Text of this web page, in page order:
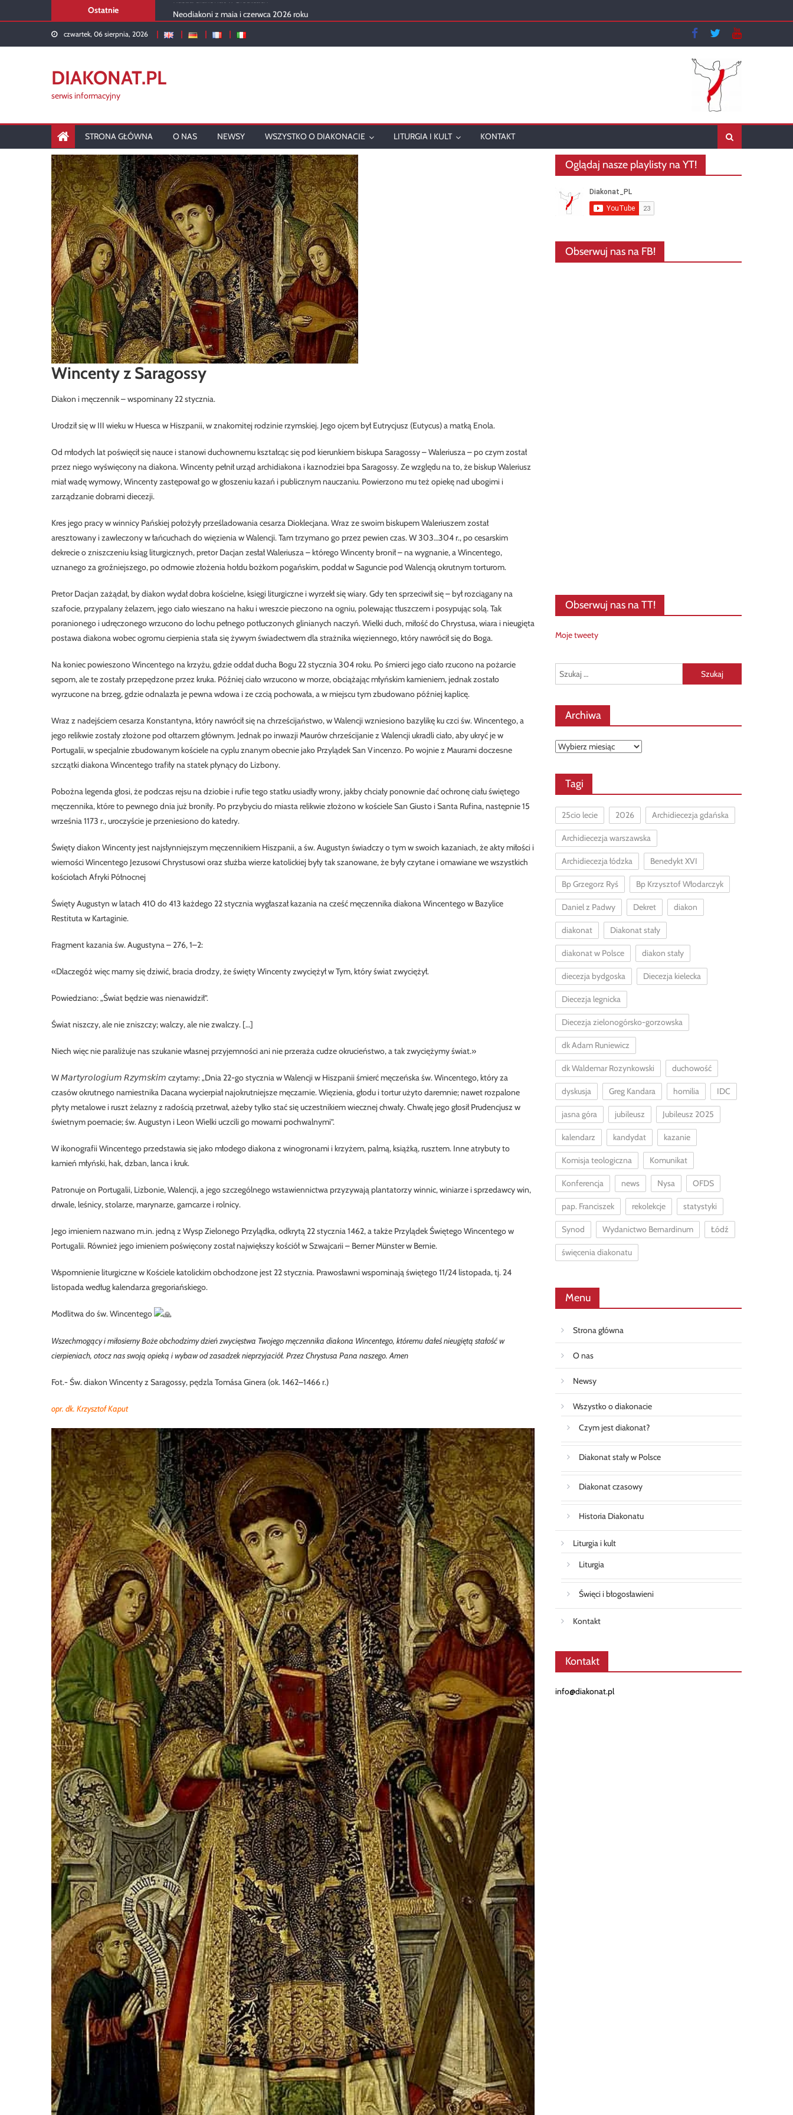
to
Ostatnie
Neodiakoni z maja i czerwca 2026 roku
Rekolekcje 2026 – podsumowanie
USA: Portret stałego diakonatu w 2025 roku
czwartek, 06 sierpnia, 2026
DIAKONAT.PL
serwis informacyjny
STRONA GŁÓWNA O NAS NEWSY WSZYSTKO O DIAKONACIE LITURGIA I KULT KONTAKT
Wincenty z Saragossy
Diakon i męczennik – wspominany 22 stycznia.
Urodził się w III wieku w Huesca w Hiszpanii, w znakomitej rodzinie rzymskiej. Jego ojcem był Eutrycjusz (Eutycus) a matką Enola.
Od młodych lat poświęcił się nauce i stanowi duchownemu kształcąc się pod kierunkiem biskupa Saragossy – Waleriusza – po czym został
przez niego wyświęcony na diakona. Wincenty pełnił urząd archidiakona i kaznodziei bpa Saragossy. Ze względu na to, że biskup Waleriusz
miał wadę wymowy, Wincenty zastępował go w głoszeniu kazań i publicznym nauczaniu. Powierzono mu też opiekę nad ubogimi i
zarządzanie dobrami diecezji.
Kres jego pracy w winnicy Pańskiej położyły prześladowania cesarza Dioklecjana. Wraz ze swoim biskupem Waleriuszem został
aresztowany i zawleczony w łańcuchach do więzienia w Walencji. Tam trzymano go przez pewien czas. W 303…304 r., po cesarskim
dekrecie o zniszczeniu ksiąg liturgicznych, pretor Dacjan zesłał Waleriusza – którego Wincenty bronił – na wygnanie, a Wincentego,
uznanego za groźniejszego, po odmowie złożenia hołdu bożkom pogańskim, poddał w Saguncie pod Walencją okrutnym torturom.
Pretor Dacjan zażądał, by diakon wydał dobra kościelne, księgi liturgiczne i wyrzekł się wiary. Gdy ten sprzeciwił się – był rozciągany na
szafocie, przypalany żelazem, jego ciało wieszano na haku i wreszcie pieczono na ogniu, polewając tłuszczem i posypując solą. Tak
poranionego i udręczonego wrzucono do lochu pełnego potłuczonych glinianych naczyń. Wielki duch, miłość do Chrystusa, wiara i nieugięta
postawa diakona wobec ogromu cierpienia stała się żywym świadectwem dla strażnika więziennego, który nawrócił się do Boga.
Na koniec powieszono Wincentego na krzyżu, gdzie oddał ducha Bogu 22 stycznia 304 roku. Po śmierci jego ciało rzucono na pożarcie
sępom, ale te zostały przepędzone przez kruka. Później ciało wrzucono w morze, obciążając młyńskim kamieniem, jednak zostało
wyrzucone na brzeg, gdzie odnalazła je pewna wdowa i ze czcią pochowała, a w miejscu tym zbudowano później kaplicę.
Wraz z nadejściem cesarza Konstantyna, który nawrócił się na chrześcijaństwo, w Walencji wzniesiono bazylikę ku czci św. Wincentego, a
jego relikwie zostały złożone pod ołtarzem głównym. Jednak po inwazji Maurów chrześcijanie z Walencji ukradli ciało, aby ukryć je w
Portugalii, w specjalnie zbudowanym kościele na cyplu znanym obecnie jako Przylądek San Vincenzo. Po wojnie z Maurami doczesne
szczątki diakona Wincentego trafiły na statek płynący do Lizbony.
Pobożna legenda głosi, że podczas rejsu na dziobie i rufie tego statku usiadły wrony, jakby chciały ponownie dać ochronę ciału świętego
męczennika, które to pewnego dnia już broniły. Po przybyciu do miasta relikwie złożono w kościele San Giusto i Santa Rufina, następnie 15
września 1173 r., uroczyście je przeniesiono do katedry.
Święty diakon Wincenty jest najsłynniejszym męczennikiem Hiszpanii, a św. Augustyn świadczy o tym w swoich kazaniach, że akty miłości i
wierności Wincentego Jezusowi Chrystusowi oraz służba wierze katolickiej były tak szanowane, że były czytane i omawiane we wszystkich
kościołach Afryki Północnej
Święty Augustyn w latach 410 do 413 każdego 22 stycznia wygłaszał kazania na cześć męczennika diakona Wincentego w Bazylice
Restituta w Kartaginie.
Fragment kazania św. Augustyna – 276, 1–2:
«Dlaczegóż więc mamy się dziwić, bracia drodzy, że święty Wincenty zwyciężył w Tym, który świat zwyciężył.
Powiedziano: „Świat będzie was nienawidził”.
Świat niszczy, ale nie zniszczy; walczy, ale nie zwalczy. […]
Niech więc nie paraliżuje nas szukanie własnej przyjemności ani nie przeraża cudze okrucieństwo, a tak zwyciężymy świat.»
W 𝘔𝘢𝘳𝘵𝘺𝘳𝘰𝘭𝘰𝘨𝘪𝘶𝘮 𝘙𝘻𝘺𝘮𝘴𝘬𝘪𝘮 czytamy: „Dnia 22-go stycznia w Walencji w Hiszpanii śmierć męczeńska św. Wincentego, który za
czasów okrutnego namiestnika Dacana wycierpiał najokrutniejsze męczarnie. Więzienia, głodu i tortur użyto daremnie; nawet rozpalone
płyty metalowe i ruszt żelazny z radością przetrwał, ażeby tylko stać się uczestnikiem wiecznej chwały. Chwałę jego głosił Prudencjusz w
świetnym poemacie; św. Augustyn i Leon Wielki uczcili go mowami pochwalnymi”.
W ikonografii Wincentego przedstawia się jako młodego diakona z winogronami i krzyżem, palmą, książką, rusztem. Inne atrybuty to
kamień młyński, hak, dzban, lanca i kruk.
Patronuje on Portugalii, Lizbonie, Walencji, a jego szczególnego wstawiennictwa przyzywają plantatorzy winnic, winiarze i sprzedawcy win,
drwale, leśnicy, stolarze, marynarze, garncarze i rolnicy.
Jego imieniem nazwano m.in. jedną z Wysp Zielonego Przylądka, odkrytą 22 stycznia 1462, a także Przylądek Świętego Wincentego w
Portugalii. Również jego imieniem poświęcony został największy kościół w Szwajcarii – Berner Münster w Bernie.
Wspomnienie liturgiczne w Kościele katolickim obchodzone jest 22 stycznia. Prawosławni wspominają świętego 11/24 listopada, tj. 24
listopada według kalendarza gregoriańskiego.
Modlitwa do św. Wincentego
Wszechmogący i miłosierny Boże obchodzimy dzień zwycięstwa Twojego męczennika diakona Wincentego, któremu dałeś nieugiętą stałość w
cierpieniach, otocz nas swoją opieką i wybaw od zasadzek nieprzyjaciół. Przez Chrystusa Pana naszego. Amen
Fot.- Św. diakon Wincenty z Saragossy, pędzla Tomása Ginera (ok. 1462–1466 r.)
opr. dk. Krzysztof Kaput
Oglądaj nasze playlisty na YT!
Obserwuj nas na FB!
Obserwuj nas na TT!
Moje tweety
Szukaj:
Archiwa
Archiwa
Tagi
25cio lecie 2026 Archidiecezja gdańska
Archidiecezja warszawska
Archidiecezja łódzka Benedykt XVI
Bp Grzegorz Ryś Bp Krzysztof Włodarczyk
Daniel z Padwy Dekret diakon
diakonat Diakonat stały
diakonat w Polsce diakon stały
diecezja bydgoska Diecezja kielecka
Diecezja legnicka
Diecezja zielonogórsko-gorzowska
dk Adam Runiewicz
dk Waldemar Rozynkowski duchowość
dyskusja Greg Kandara homilia IDC
jasna góra jubileusz Jubileusz 2025
kalendarz kandydat kazanie
Komisja teologiczna Komunikat
Konferencja news Nysa OFDS
pap. Franciszek rekolekcje statystyki
Synod Wydanictwo Bernardinum Łódź
święcenia diakonatu
Menu
Strona główna
O nas
Newsy
Wszystko o diakonacie
Czym jest diakonat?
Diakonat stały w Polsce
Diakonat czasowy
Historia Diakonatu
Liturgia i kult
Liturgia
Święci i błogosławieni
Kontakt
Kontakt
info@diakonat.pl